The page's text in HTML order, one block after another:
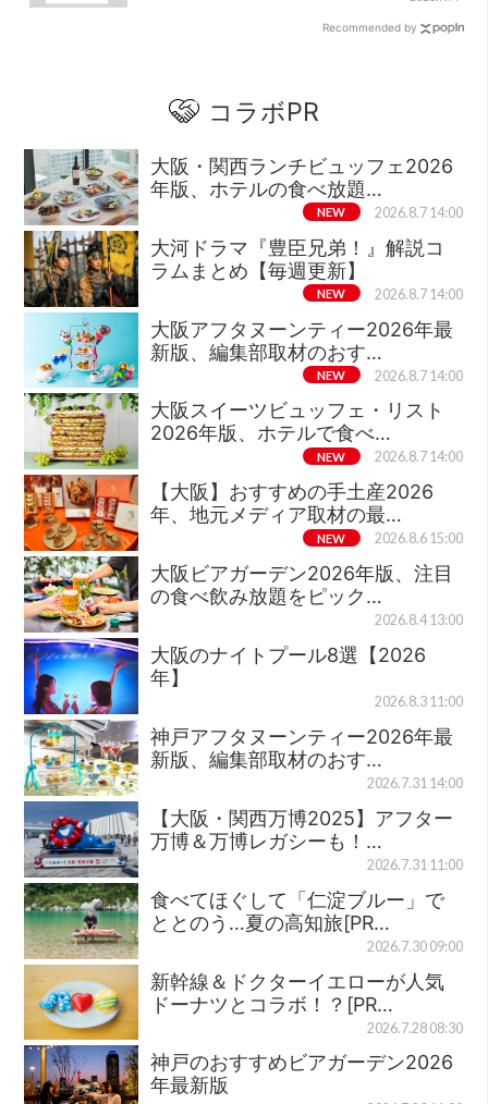
Recommended by
コラボPR
大阪・関西ランチビュッフェ2026
年版、ホテルの食べ放題…
NEW 2026.8.7 14:00
大河ドラマ『豊臣兄弟！』解説コ
ラムまとめ【毎週更新】
NEW 2026.8.7 14:00
大阪アフタヌーンティー2026年最
新版、編集部取材のおす…
NEW 2026.8.7 14:00
大阪スイーツビュッフェ・リスト
2026年版、ホテルで食べ…
NEW 2026.8.7 14:00
【大阪】おすすめの手土産2026
年、地元メディア取材の最…
NEW 2026.8.6 15:00
大阪ビアガーデン2026年版、注目
の食べ飲み放題をピック…
2026.8.4 13:00
大阪のナイトプール8選【2026
年】
2026.8.3 11:00
神戸アフタヌーンティー2026年最
新版、編集部取材のおす…
2026.7.31 14:00
【大阪・関西万博2025】アフター
万博＆万博レガシーも！…
2026.7.31 11:00
食べてほぐして「仁淀ブルー」で
ととのう…夏の高知旅[PR…
2026.7.30 09:00
新幹線＆ドクターイエローが人気
ドーナツとコラボ！？[PR…
2026.7.28 08:30
神戸のおすすめビアガーデン2026
年最新版